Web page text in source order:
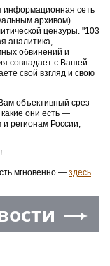
информационная сеть
архивом).
цензуры. "103
аналитика,
обвинений и
совпадает с Вашей.
свой взгляд и свою
объективный срез
они есть —
регионам России,
мгновенно — здесь